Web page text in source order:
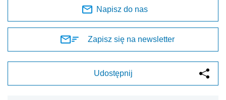
Napisz do nas
Zapisz się na newsletter
Udostępnij